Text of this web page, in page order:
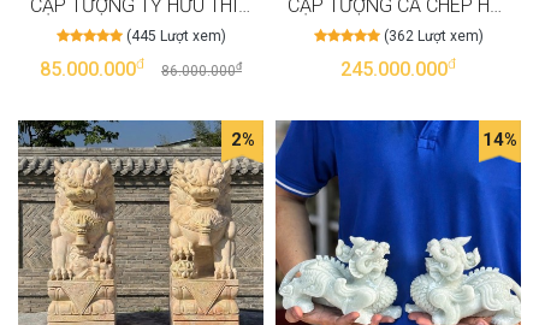
CẶP TƯỢNG TỲ HƯU THIÊN LỘC BẰNG ĐÁ TRẮNG TỰ NHIÊN NGUYÊN KHỐI, CAO 1M08 T3997
(445 Lượt xem)
85.000.000đ 86.000.000đ
CẶP TƯỢNG CÁ CHÉP HÓA RỒNG BẰNG ĐÁ TRẮNG TỰ NHIÊN NGUYÊN KHỐI, CAO 1M8 T3990
(362 Lượt xem)
245.000.000đ
2% 14%